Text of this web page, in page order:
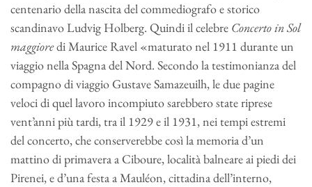
centenario della nascita del commediografo e storico
scandinavo Ludvig Holberg. Quindi il celebre Concerto in Sol
maggioredi Maurice Ravel «maturato nel 1911 durante un
viaggio nella Spagna del Nord. Secondo la testimonianza del
compagno di viaggio Gustave Samazeuilh, le due pagine
veloci di quel lavoro incompiuto sarebbero state riprese
vent’anni più tardi, tra il 1929 e il 1931, nei tempi estremi
del concerto, che conserverebbe così la memoria d’un
mattino di primavera a Ciboure, località balneare ai piedi dei
Pirenei, e d’una festa a Mauléon, cittadina dell’interno,